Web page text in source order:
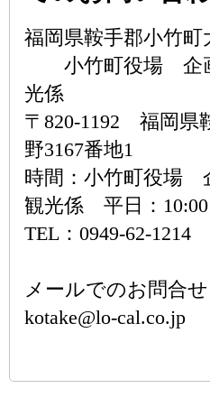
福岡県鞍手郡小竹町
小竹町役場 企
光係
〒820-1192 福岡県
野3167番地1
時間：小竹町役場
観光係 平日：10:00
TEL：0949-62-1214
メールでのお問合せ
kotake@lo-cal.co.jp